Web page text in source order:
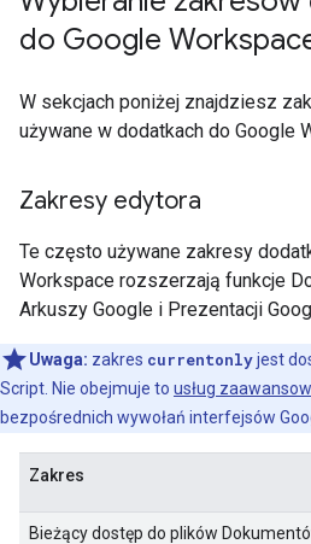
do Google
W sekcjach poniżej znajdziesz
używane w dodatkach do Google
Zakresy edytora
Te często używane zakresy
Workspace rozszerzają funkcje
Arkuszy Google i Prezentacji
Uwaga: zakres currentonlyjest
Script. Nie obejmuje to usług
bezpośrednich wywołań interfejsów
Zakres
Bieżący dostęp do plików